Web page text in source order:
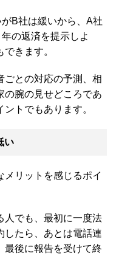
B社は緩いから、A社
の返済を提示しよ
きます。
ごとの対応の予測、相
の腕の見せどころであ
トでもあります。
い
メリットを感じるポイ
人でも、最初に一度法
したら、あとは電話連
最後に報告を受けて終